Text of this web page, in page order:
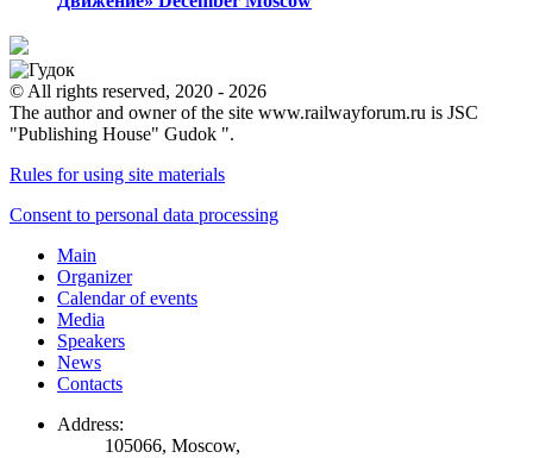
© All rights reserved, 2020 - 2026
The author and owner of the site www.railwayforum.ru is JSC
"Publishing House" Gudok ".
Rules for using site materials
Consent to personal data processing
Main
Organizer
Calendar of events
Media
Speakers
News
Contacts
Address:
105066, Moscow,